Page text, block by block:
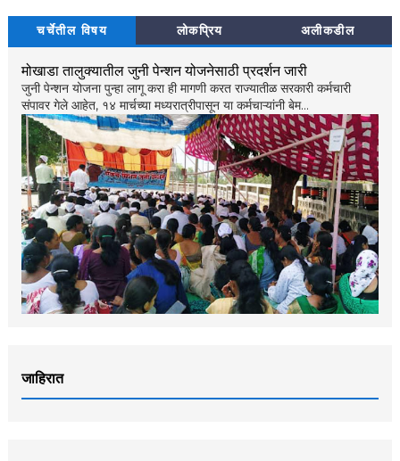
चर्चेतील विषय लोकप्रिय अलीकडील
मोखाडा तालुक्यातील जुनी पेन्शन योजनेसाठी प्रदर्शन जारी
जुनी पेन्शन योजना पुन्हा लागू करा ही मागणी करत राज्यातीळ सरकारी कर्मचारी
संपावर गेले आहेत, १४ मार्चच्या मध्यरात्रीपासून या कर्मचाऱ्यांनी बेम...
जाहिरात